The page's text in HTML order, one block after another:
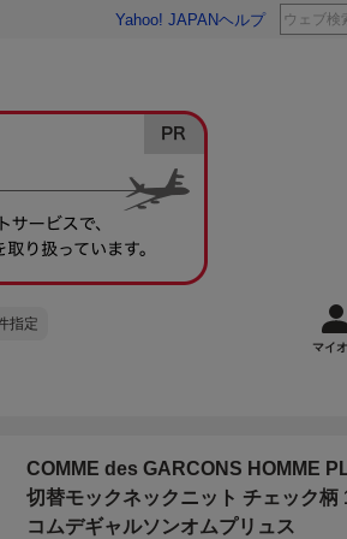
Yahoo! JAPANヘルプ
指定
マイ
COMME des GARCONS HOMME
切替モックネックニット チェック柄
コムデギャルソンオムプリュス